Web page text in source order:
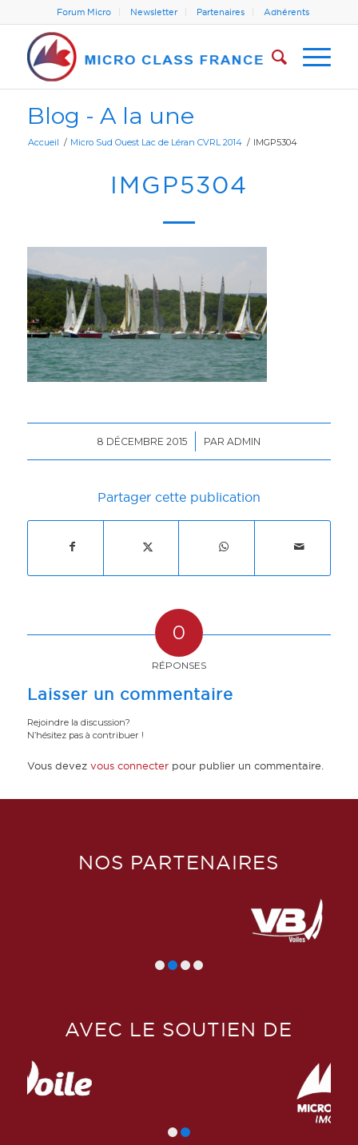
Forum Micro Newsletter Partenaires Adhérents
Blog - A la une
Accueil / Micro Sud Ouest Lac de Léran CVRL 2014 / IMGP5304
IMGP5304
8 DÉCEMBRE 2015
/ PARADMIN
Partager cette publication
0
RÉPONSES
Laisser un commentaire
Rejoindre la discussion?
N’hésitez pas à contribuer !
Vous devez vous connecterpour publier un commentaire.
NOS PARTENAIRES
AVEC LE SOUTIEN DE